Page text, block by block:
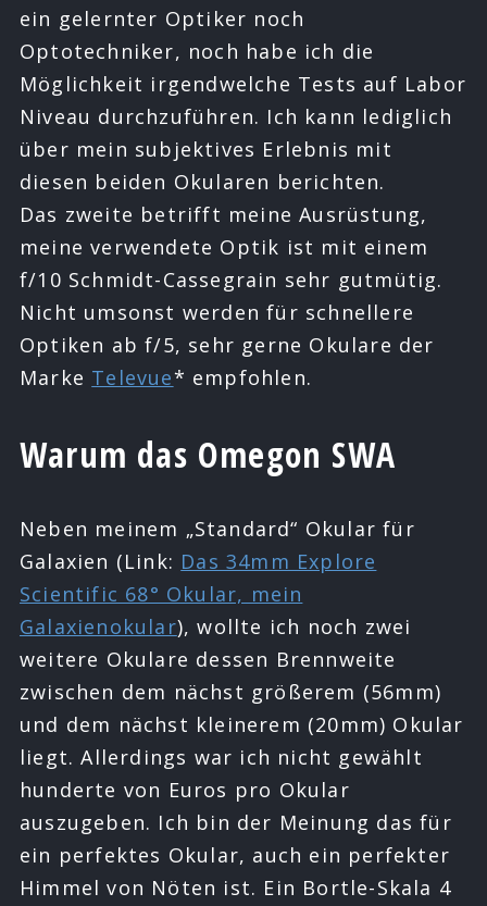
ein gelernter Optiker noch
Optotechniker, noch habe ich die
Möglichkeit irgendwelche Tests auf Labor
Niveau durchzuführen. Ich kann lediglich
über mein subjektives Erlebnis mit
diesen beiden Okularen berichten.
Das zweite betrifft meine Ausrüstung,
meine verwendete Optik ist mit einem
f/10 Schmidt-Cassegrain sehr gutmütig.
Nicht umsonst werden für schnellere
Optiken ab f/5, sehr gerne Okulare der
Marke Televue* empfohlen.
Warum das Omegon SWA
Neben meinem „Standard“ Okular für
Galaxien (Link: Das 34mm Explore
Scientific 68° Okular, mein
Galaxienokular), wollte ich noch zwei
weitere Okulare dessen Brennweite
zwischen dem nächst größerem (56mm)
und dem nächst kleinerem (20mm) Okular
liegt. Allerdings war ich nicht gewählt
hunderte von Euros pro Okular
auszugeben. Ich bin der Meinung das für
ein perfektes Okular, auch ein perfekter
Himmel von Nöten ist. Ein Bortle-Skala 4